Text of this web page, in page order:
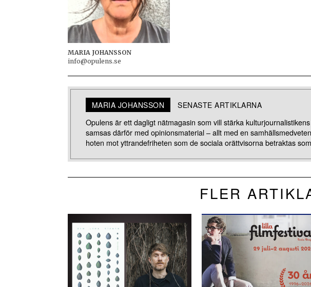
MARIA JOHANSSON
info@opulens.se
MARIA JOHANSSON SENASTE ARTIKLARNA
Opulens är ett dagligt nätmagasin som vill stärka
samsas därför med opinionsmaterial – allt med en
hoten mot yttrandefriheten som de sociala orättvisorna betraktas
FLER